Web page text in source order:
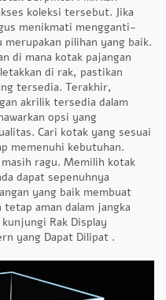
koleksi tersebut. Jika
menikmati mengganti-
pilihan yang baik.
di mana kotak pajangan
di rak, pastikan
tersedia. Terakhir,
akrilik tersedia dalam
opsi yang
Cari kotak yang sesuai
memenuhi kebutuhan.
ragu. Memilih kotak
dapat sepenuhnya
yang baik membuat
aman dalam jangka
kunjungi Rak Display
yang Dapat Dilipat .